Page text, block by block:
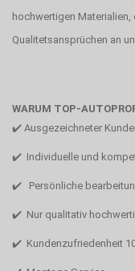
hochwertigen Materialien,
Qualitetsansprüchen an
WARUM TOP-
✔️ Ausgezeichneter
✔️ Individuelle und
✔️ Persönliche
✔️ Nur qualitativ
✔️ Kundenzufriedenheit